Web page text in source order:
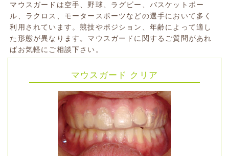
マウスガードは空手、野球、ラグビー、バスケットボー
ル、ラクロス、モータースポーツなどの選手において多く
利用されています。競技やポジション、年齢によって適し
た形態が異なります。マウスガードに関するご質問があれ
ばお気軽にご相談下さい。
マウスガード クリア